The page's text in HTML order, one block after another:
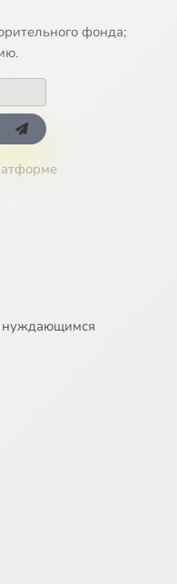
фонда;
нуждающимся